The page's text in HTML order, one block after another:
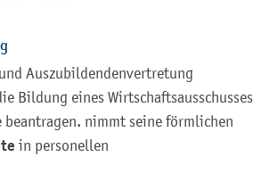
Auszubildendenvertretung
Bildung eines Wirtschaftsausschusses
nimmt seine förmlichen
in personellen